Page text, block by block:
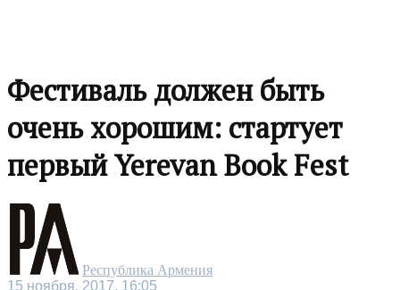
Фестиваль должен быть
очень хорошим: стартует
первый Yerevan Book Fest
Республика Армения
15 ноября, 2017, 16:05